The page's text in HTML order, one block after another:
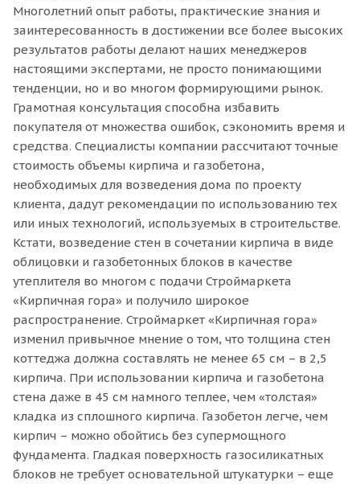
Многолетний опыт работы, практические знания и
заинтересованность в достижении все более высоких
результатов работы делают наших менеджеров
настоящими экспертами, не просто понимающими
тенденции, но и во многом формирующими рынок.
Грамотная консультация способна избавить
покупателя от множества ошибок, сэкономить время и
средства. Специалисты компании рассчитают точные
стоимость объемы кирпича и газобетона,
необходимых для возведения дома по проекту
клиента, дадут рекомендации по использованию тех
или иных технологий, используемых в строительстве.
Кстати, возведение стен в сочетании кирпича в виде
облицовки и газобетонных блоков в качестве
утеплителя во многом с подачи Строймаркета
«Кирпичная гора» и получило широкое
распространение. Строймаркет «Кирпичная гора»
изменил привычное мнение о том, что толщина стен
коттеджа должна составлять не менее 65 см – в 2,5
кирпича. При использовании кирпича и газобетона
стена даже в 45 см намного теплее, чем «толстая»
кладка из сплошного кирпича. Газобетон легче, чем
кирпич – можно обойтись без супермощного
фундамента. Гладкая поверхность газосиликатных
блоков не требует основательной штукатурки – еще